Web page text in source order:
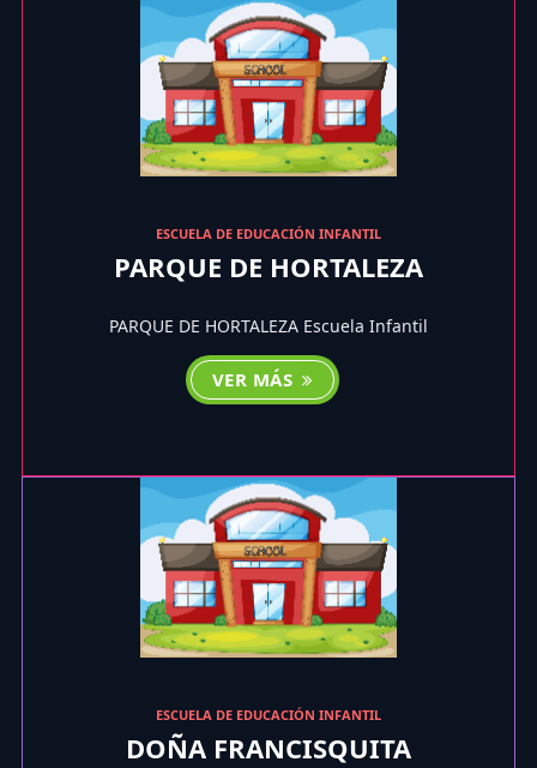
ESCUELA DE EDUCACIÓN INFANTIL
PARQUE DE HORTALEZA
PARQUE DE HORTALEZA Escuela Infantil
VER MÁS
ESCUELA DE EDUCACIÓN INFANTIL
DOÑA FRANCISQUITA